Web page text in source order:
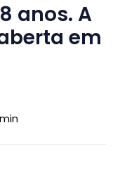
anos. A
em